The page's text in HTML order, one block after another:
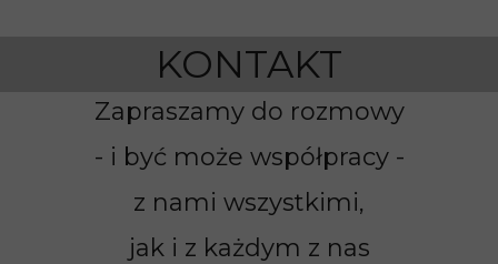
KONTAKT
Zapraszamy do rozmowy
- i być może współpracy -
z nami wszystkimi,
jak i z każdym z nas